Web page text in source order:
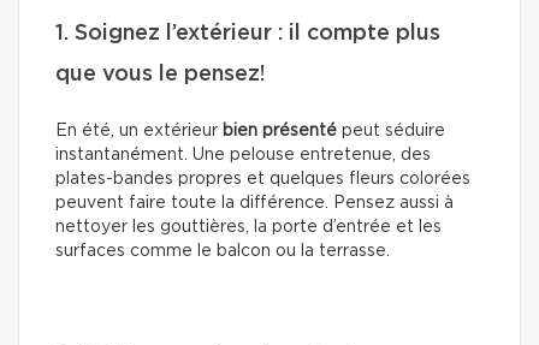
1. Soignez l’extérieur : il compte plus
que vous le pensez!
En été, un extérieur bien présenté peut séduire
instantanément. Une pelouse entretenue, des
plates-bandes propres et quelques fleurs colorées
peuvent faire toute la différence. Pensez aussi à
nettoyer les gouttières, la porte d’entrée et les
surfaces comme le balcon ou la terrasse.